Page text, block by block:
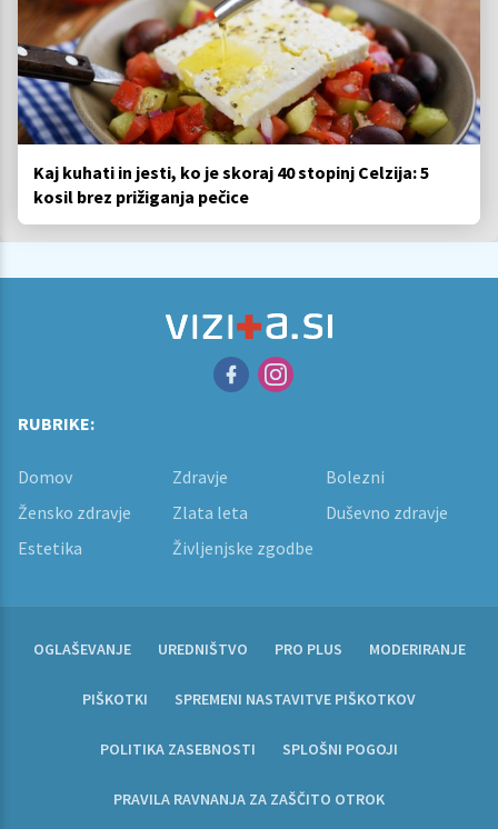
Kaj kuhati in jesti, ko je skoraj 40 stopinj Celzija: 5
kosil brez prižiganja pečice
RUBRIKE:
Domov Zdravje
Bolezni
Žensko zdravje
Zlata leta
Duševno zdravje
Estetika
Življenjske zgodbe
OGLAŠEVANJE UREDNIŠTVO PRO PLUS MODERIRANJE
PIŠKOTKI SPREMENI NASTAVITVE PIŠKOTKOV
POLITIKA ZASEBNOSTI SPLOŠNI POGOJI
PRAVILA RAVNANJA ZA ZAŠČITO OTROK